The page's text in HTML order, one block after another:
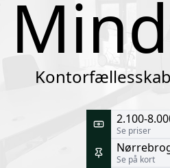
2.100-
Se priser
Se på kort